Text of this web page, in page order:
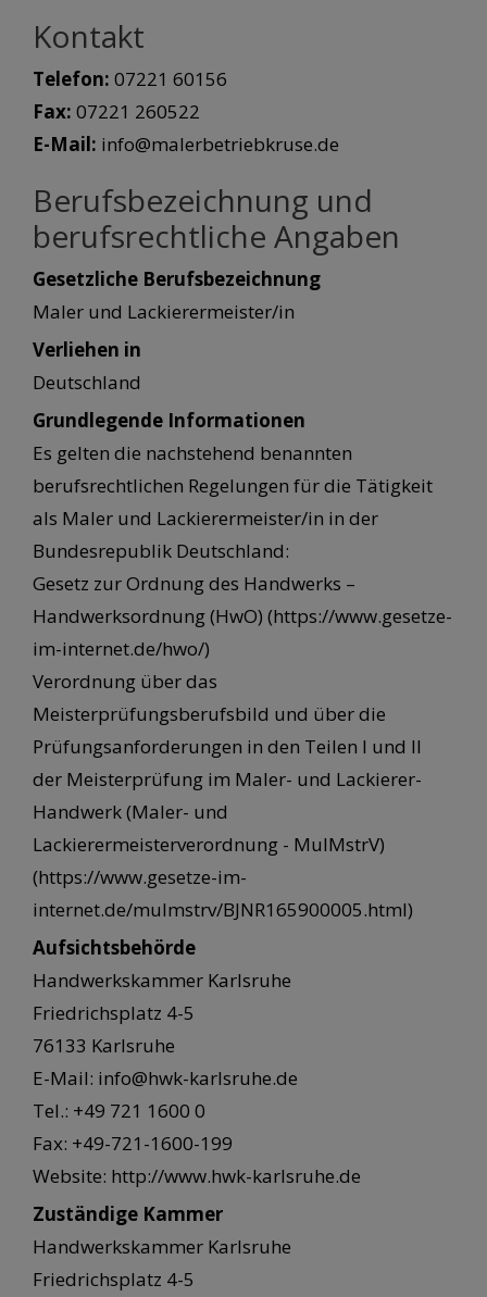
Kontakt
Telefon: 07221 60156
Fax: 07221 260522
E-Mail: info@malerbetriebkruse.de
Berufsbezeichnung und
berufsrechtliche Angaben
Gesetzliche Berufsbezeichnung
Maler und Lackierermeister/in
Verliehen in
Deutschland
Grundlegende Informationen
Es gelten die nachstehend benannten
berufsrechtlichen Regelungen für die Tätigkeit
als Maler und Lackierermeister/in in der
Bundesrepublik Deutschland:
Gesetz zur Ordnung des Handwerks –
Handwerksordnung (HwO) (https://www.gesetze-
im-internet.de/hwo/)
Verordnung über das
Meisterprüfungsberufsbild und über die
Prüfungsanforderungen in den Teilen I und II
der Meisterprüfung im Maler- und Lackierer-
Handwerk (Maler- und
Lackierermeisterverordnung - MulMstrV)
(https://www.gesetze-im-
internet.de/mulmstrv/BJNR165900005.html)
Aufsichtsbehörde
Handwerkskammer Karlsruhe
Friedrichsplatz 4-5
76133 Karlsruhe
E-Mail: info@hwk-karlsruhe.de
Tel.: +49 721 1600 0
Fax: +49-721-1600-199
Website: http://www.hwk-karlsruhe.de
Zuständige Kammer
Handwerkskammer Karlsruhe
Friedrichsplatz 4-5